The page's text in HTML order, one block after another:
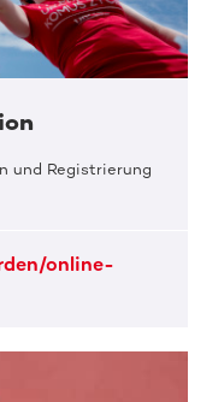
und Registrierung
online-